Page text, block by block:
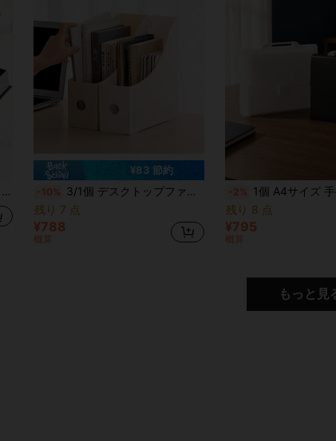
¥83 節約
-10% 3/1個 デスクトップファイルホルダー、学生用ドキュメントオーガナイザー、オフィス用品、プラスチック製ブックシェルフファイルオーガナイザー、ファイル収納ボックス、新学期シーズン、学用品
残り 7 点
¥788
概算
-2% 1個 A4サイズ 手持ち式 拡張ファイルフォルダー、大容量 多層ドキュメントオーガ
残り 8 点
¥795
概算
もっと見